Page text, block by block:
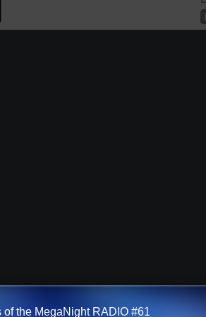
of the MegaNight RADIO #61